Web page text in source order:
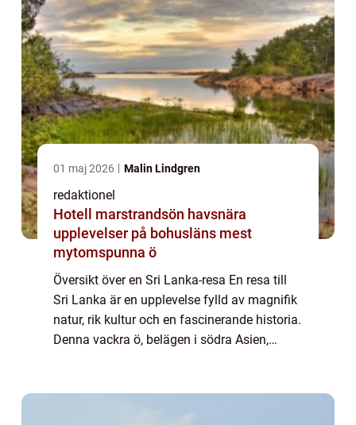
01 maj 2026 Malin Lindgren
redaktionel
Hotell marstrandsön havsnära
upplevelser på bohusläns mest
mytomspunna ö
Översikt över en Sri Lanka-resa En resa till
Sri Lanka är en upplevelse fylld av magnifik
natur, rik kultur och en fascinerande historia.
Denna vackra ö, belägen i södra Asien,